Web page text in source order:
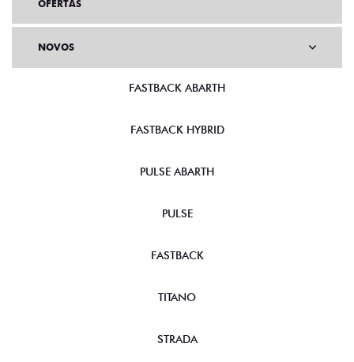
OFERTAS
NOVOS
FASTBACK ABARTH
FASTBACK HYBRID
PULSE ABARTH
PULSE
FASTBACK
TITANO
STRADA